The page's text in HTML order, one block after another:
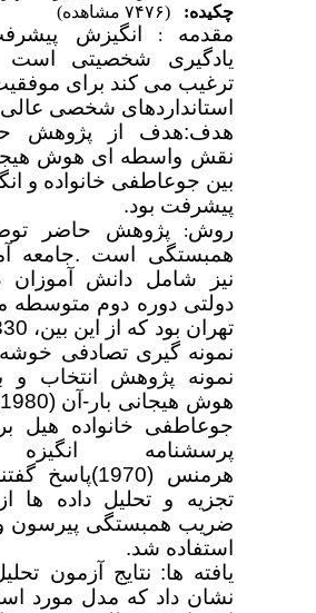
چکیده:
مقدمه:
انگیزش
یادگیری شخصیتی است
ترغیب می کند برای
استانداردهای شخصی عالی
هدف هدف از پژوهش
نقش واسطه ای هوش
بین جوعاطفی خانواده و
پیشرفت بود.
روش:
پژوهش حاضر
همبستگی است. جامعه
نیز شامل دانش آموزان
دولتی دوره دوم متوسطه
تهران بود که از این بین،330
نمونه گیری تصادفی خوشه
نمونه پژوهش
انتخاب و
هوش هیجانی بار- آن (1980)
جوعاطفی خانواده هیل
پرسشنامه
هرمنس(1970)پاسخ
تجزیه و تحلیل داده ها
ضریب همبستگی پیرسون و
استفاده شد.
یافته ها: نتایج آزمون
نشان داد که مدل مورد